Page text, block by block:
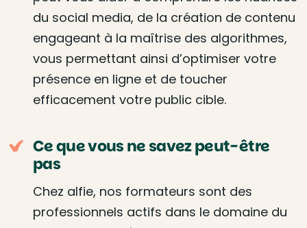
du social media, de la création de contenu
engageant à la maîtrise des algorithmes,
vous permettant ainsi d’optimiser votre
présence en ligne et de toucher
efficacement votre public cible.
Ce que vous ne savez peut-être
pas
Chez alfie, nos formateurs sont des
professionnels actifs dans le domaine du